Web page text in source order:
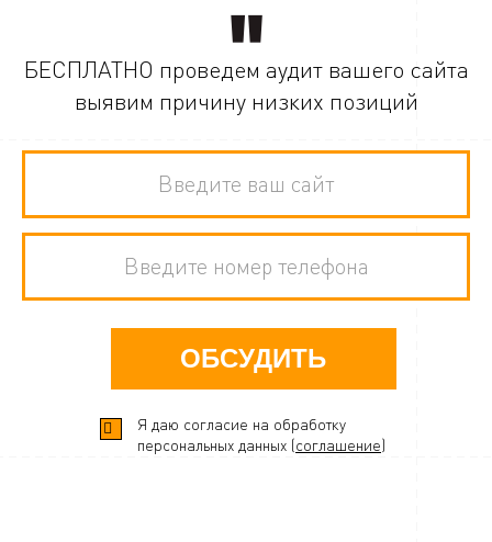
БЕСПЛАТНО проведем аудит вашего сайта
выявим причину низких позиций
Я даю согласие на обработку
персональных данных (соглашение)
ОБСУДИТЬ